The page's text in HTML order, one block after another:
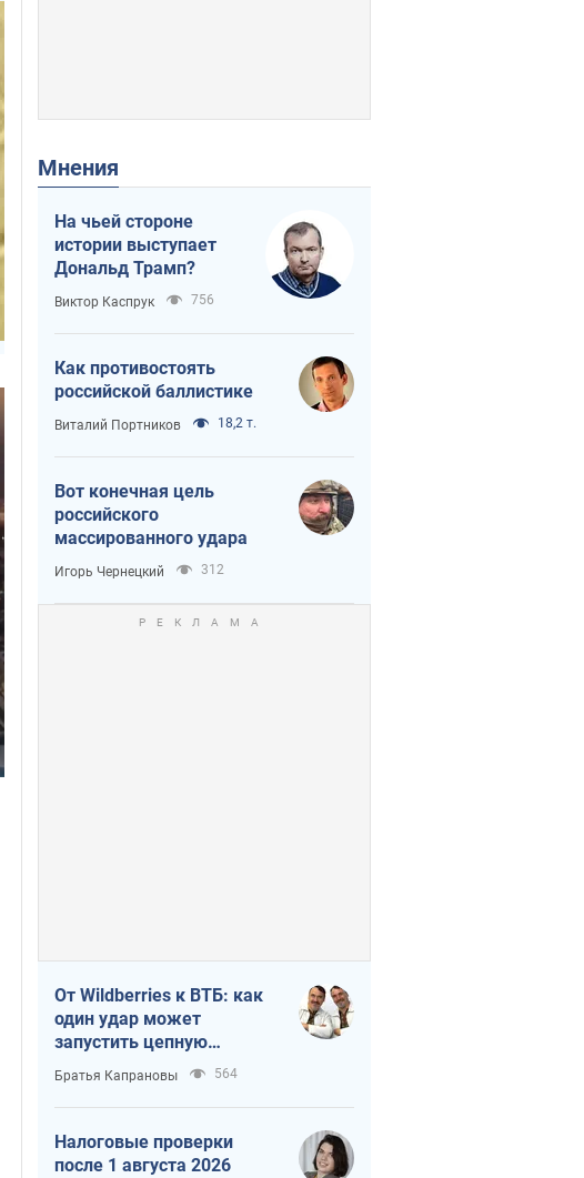
Мнения
На чьей стороне
истории выступает
Дональд Трамп?
Виктор Каспрук 756
Как противостоять
российской баллистике
Виталий Портников 18,2 т.
Вот конечная цель
российского
массированного удара
Игорь Чернецкий 312
От Wildberries к ВТБ: как
один удар может
запустить цепную
реакцию в России
Братья Капрановы 564
Налоговые проверки
после 1 августа 2026